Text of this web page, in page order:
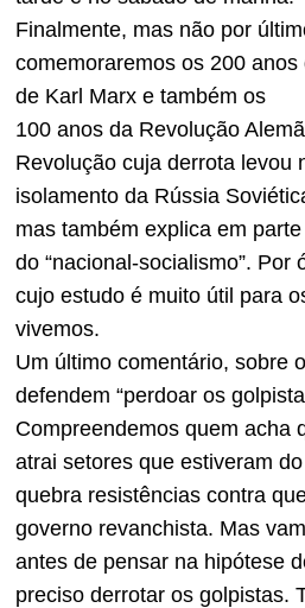
Finalmente, mas não por
comemoraremos os 200
de Karl Marx e também os
100 anos da Revolução
Revolução cuja derrota levou
isolamento da Rússia
mas também explica em
do “nacional-socialismo”. Por
cujo estudo é muito útil para
vivemos.
Um último comentário, sobre
defendem “perdoar os
Compreendemos quem acha
atrai setores que estiveram
quebra resistências contra
governo revanchista. Mas
antes de pensar na hipótese
preciso derrotar os golpistas.